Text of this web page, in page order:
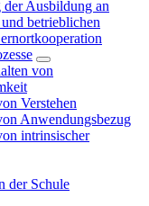
der Ausbildung an
betrieblichen
von
Verstehen
Anwendungsbezug
intrinsischer
der Schule